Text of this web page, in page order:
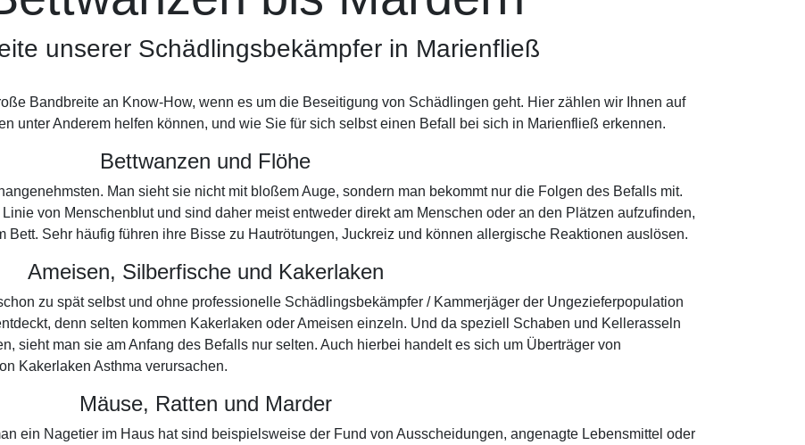
unserer Schädlingsbekämpfer in Marienfließ
Bandbreite an Know-How, wenn es um die Beseitigung von Schädlingen geht. Hier zählen wir Ihnen auf
unter Anderem helfen können, und wie Sie für sich selbst einen Befall bei sich in Marienfließ erkennen.
Bettwanzen und Flöhe
Man sieht sie nicht mit bloßem Auge, sondern man bekommt nur die Folgen des Befalls mit.
von Menschenblut und sind daher meist entweder direkt am Menschen oder an den Plätzen aufzufinden,
Bett. Sehr häufig führen ihre Bisse zu Hautrötungen, Juckreiz und können allergische Reaktionen auslösen.
Ameisen, Silberfische und Kakerlaken
zu spät selbst und ohne professionelle Schädlingsbekämpfer / Kammerjäger der Ungezieferpopulation
denn selten kommen Kakerlaken oder Ameisen einzeln. Und da speziell Schaben und Kellerasseln
sieht man sie am Anfang des Befalls nur selten. Auch hierbei handelt es sich um Überträger von
Kakerlaken Asthma verursachen.
Mäuse, Ratten und Marder
ein Nagetier im Haus hat sind beispielsweise der Fund von Ausscheidungen, angenagte Lebensmittel oder